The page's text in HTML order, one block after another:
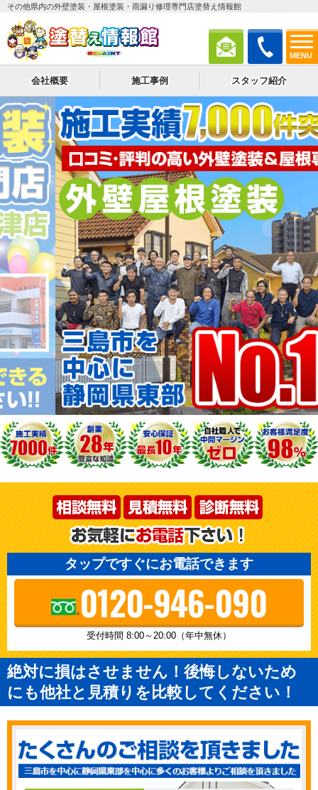
MENU
その他県内の外壁塗装・屋根塗装・雨漏り修理専門店塗替え情報館
会社概要 施工事例 スタッフ紹介
タップですぐにお電話できます
0120-946-090
受付時間 8:00～20:00（年中無休）
絶対に損はさせません！後悔しないため
にも他社と見積りを比較してください！